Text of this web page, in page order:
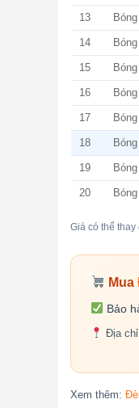
13
14
15
16
17
18
19
20
Giá có thể thay
Mua
Bảo
Địa
Xem thêm: